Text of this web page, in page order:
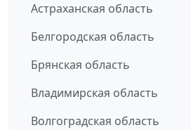
Астраханская область
Белгородская область
Брянская область
Владимирская область
Волгоградская область